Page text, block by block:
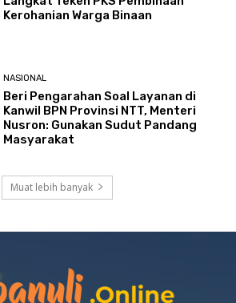
Kerohanian Warga Binaan
NASIONAL
Beri Pengarahan Soal Layanan di
Kanwil BPN Provinsi NTT, Menteri
Nusron: Gunakan Sudut Pandang
Masyarakat
Muat lebih banyak